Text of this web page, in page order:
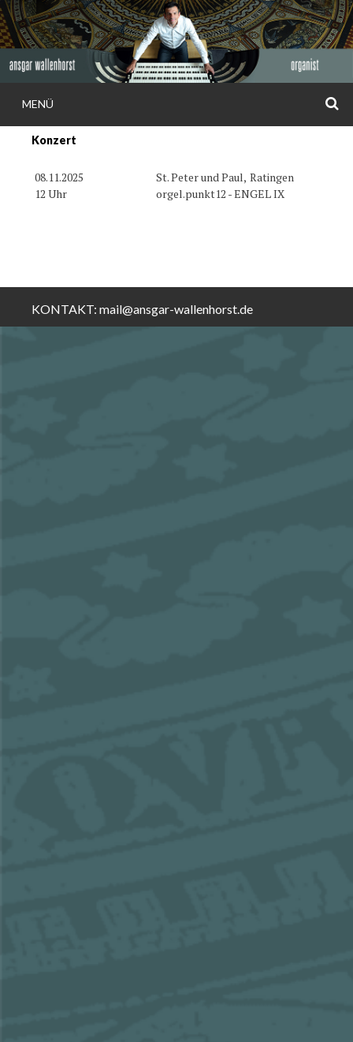
Weiter
zum
Inhalt
ANSGAR
MENÜ
Konzert
08.11.2025
12 Uhr
St. Peter und Paul, Ratingen
orgel.punkt12 - ENGEL IX
KONTAKT: mail@ansgar-wallenhorst.de